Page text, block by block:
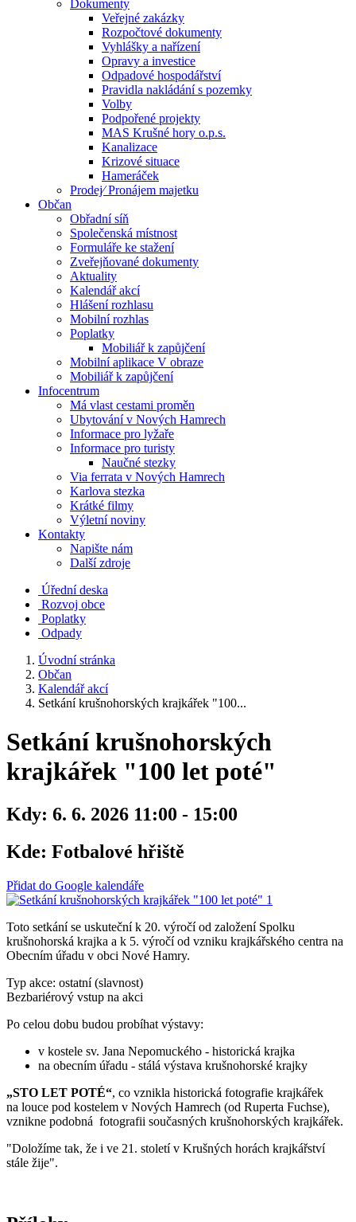
Dokumenty
Veřejné zakázky
Rozpočtové dokumenty
Vyhlášky a nařízení
Opravy a investice
Odpadové hospodářství
Pravidla nakládání s pozemky
Volby
Podpořené projekty
MAS Krušné hory o.p.s.
Kanalizace
Krizové situace
Hameráček
Prodej⁄ Pronájem majetku
Občan
Obřadní síň
Společenská místnost
Formuláře ke stažení
Zveřejňované dokumenty
Aktuality
Kalendář akcí
Hlášení rozhlasu
Mobilní rozhlas
Poplatky
Mobiliář k zapůjčení
Mobilní aplikace V obraze
Mobiliář k zapůjčení
Infocentrum
Má vlast cestami proměn
Ubytování v Nových Hamrech
Informace pro lyžaře
Informace pro turisty
Naučné stezky
Via ferrata v Nových Hamrech
Karlova stezka
Krátké filmy
Výletní noviny
Kontakty
Napište nám
Další zdroje
Úřední deska
Rozvoj obce
Poplatky
Odpady
Úvodní stránka
Občan
Kalendář akcí
Setkání krušnohorských krajkářek "100...
Setkání krušnohorských
krajkářek "100 let poté"
Kdy: 6. 6. 2026 11:00 - 15:00
Kde: Fotbalové hřiště
Přidat do Google kalendáře
Toto setkání se uskuteční k 20. výročí od založení Spolku
krušnohorská krajka a k 5. výročí od vzniku krajkářského centra na
Obecním úřadu v obci Nové Hamry.
Typ akce: ostatní (slavnost)
Bezbariérový vstup na akci
Po celou dobu budou probíhat výstavy:
v kostele sv. Jana Nepomuckého - historická krajka
na obecním úřadu - stálá výstava krušnohorské krajky
„STO LET POTÉ“, co vznikla historická fotografie krajkářek
na louce pod kostelem v Nových Hamrech (od Ruperta Fuchse),
vznikne podobná fotografii současných krušnohorských krajkářek.
"Doložíme tak, že i ve 21. století v Krušných horách krajkářství
stále žije".